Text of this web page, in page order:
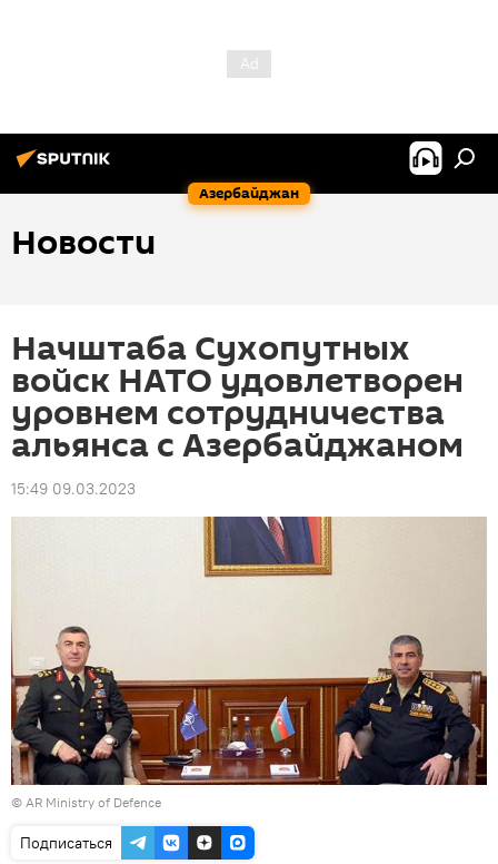
Азербайджан
Новости
Начштаба Сухопутных
войск НАТО удовлетворен
уровнем сотрудничества
альянса с Азербайджаном
15:49 09.03.2023
© AR Ministry of Defence
Подписаться